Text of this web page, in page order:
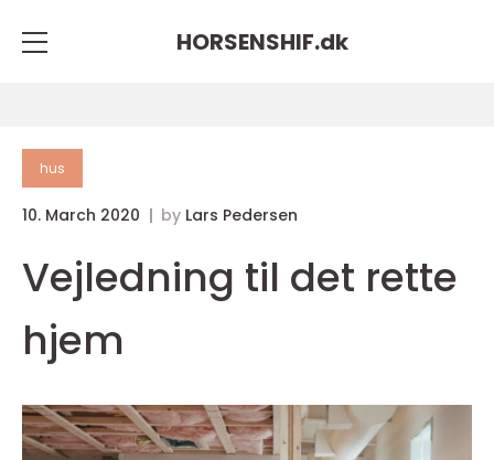
HORSENSHIF.dk
hus
10. March 2020 by Lars Pedersen
Vejledning til det rette
hjem